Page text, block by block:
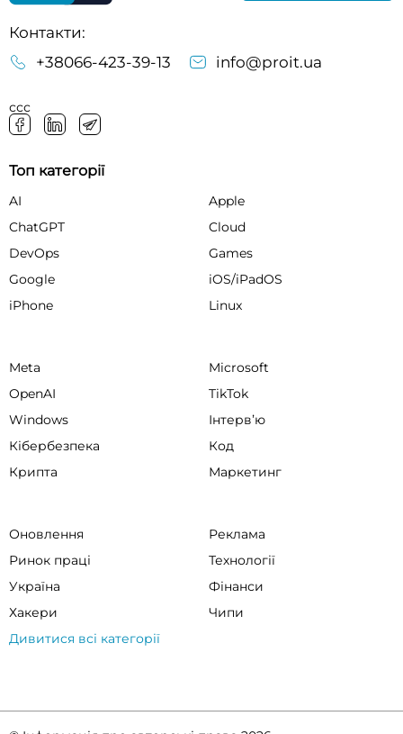
Контакти:
+38066-423-39-13
info@proit.ua
ссс
Топ категорії
AI
Apple
ChatGPT
Cloud
DevOps
Games
Google
iOS/iPadOS
iPhone
Linux
Meta
Microsoft
OpenAI
TikTok
Windows
Інтервʼю
Кібербезпека
Код
Крипта
Маркетинг
Оновлення
Реклама
Ринок праці
Технології
Україна
Фінанси
Хакери
Чипи
Дивитися всі категорії